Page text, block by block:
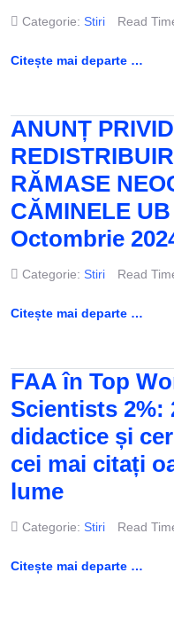
Categorie: Stiri Read
Citește mai departe …
ANUNȚ
RĂMASE
CĂMINELE
Octombrie
Categorie: Stiri Read
Citește mai departe …
FAA în Top
Scientists 2%:
didactice și
cei mai citați
lume
Categorie: Stiri Read
Citește mai departe …